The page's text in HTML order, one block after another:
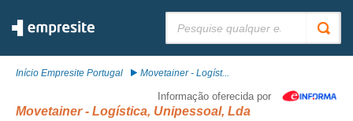
Início Empresite Portugal Movetainer - Logíst...
Informação oferecida por
Movetainer - Logística, Unipessoal, Lda